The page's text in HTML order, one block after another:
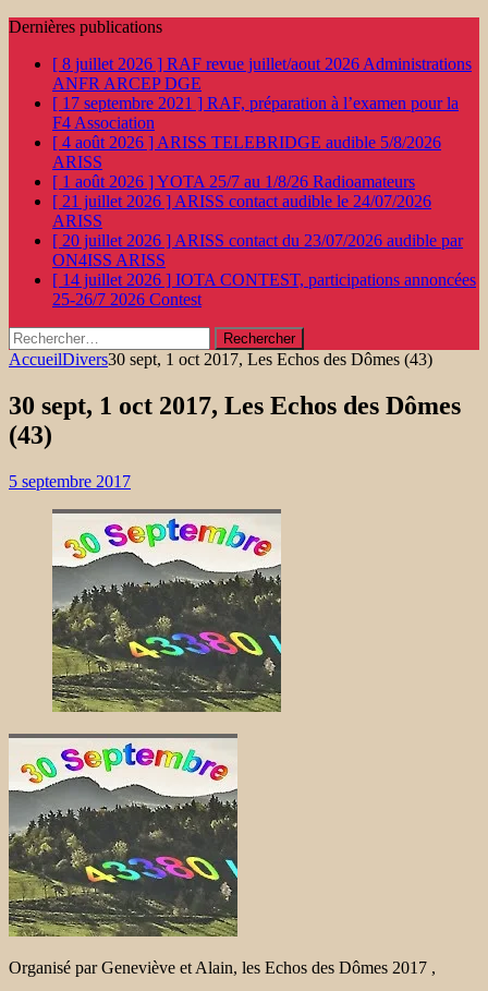
Dernières publications
[ 8 juillet 2026 ] RAF revue juillet/aout 2026 Administrations
ANFR ARCEP DGE
[ 17 septembre 2021 ] RAF, préparation à l’examen pour la
F4 Association
[ 4 août 2026 ] ARISS TELEBRIDGE audible 5/8/2026
ARISS
[ 1 août 2026 ]YOTA 25/7 au 1/8/26 Radioamateurs
[ 21 juillet 2026 ] ARISS contact audible le 24/07/2026
ARISS
[ 20 juillet 2026 ] ARISS contact du 23/07/2026 audible par
ON4ISS ARISS
[ 14 juillet 2026 ] IOTA CONTEST, participations annoncées
25-26/7 2026 Contest
Rechercher :
AccueilDivers30 sept, 1 oct 2017, Les Echos des Dômes (43)
30 sept, 1 oct 2017, Les Echos des Dômes
(43)
5 septembre 2017
Organisé par Geneviève et Alain, les Echos des Dômes 2017 ,